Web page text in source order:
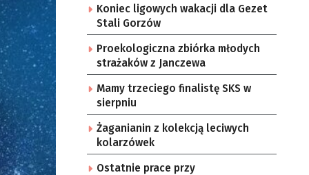
Koniec ligowych wakacji dla Gezet
Stali Gorzów
Proekologiczna zbiórka młodych
strażaków z Janczewa
Mamy trzeciego finalistę SKS w
sierpniu
Żaganianin z kolekcją leciwych
kolarzówek
Ostatnie prace przy